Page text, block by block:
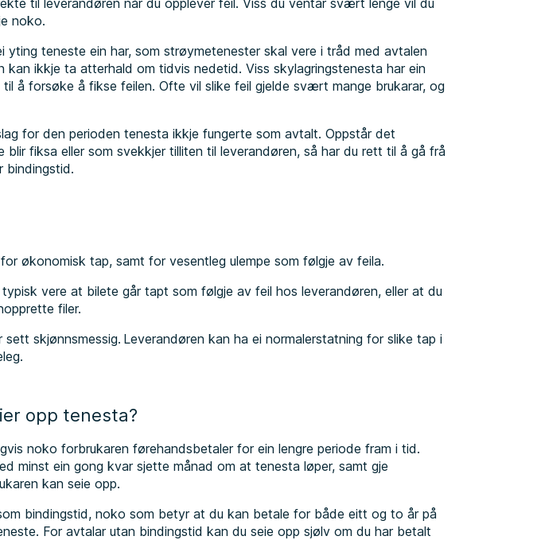
til leverandøren når du opplever feil. Viss du ventar svært lenge vil du
noko.
yting teneste ein har, som strøymetenester skal vere i tråd med avtalen
kan ikkje ta atterhald om tidvis nedetid. Viss skylagringstenesta har ein
å forsøke å fikse feilen. Ofte vil slike feil gjelde svært mange brukarar, og
for den perioden tenesta ikkje fungerte som avtalt. Oppstår det
blir fiksa eller som svekkjer tilliten til leverandøren, så har du rett til å gå frå
bindingstid.
økonomisk tap, samt for vesentleg ulempe som følgje av feila.
vere at bilete går tapt som følgje av feil hos leverandøren, eller at du
filer.
sett skjønnsmessig. Leverandøren kan ha ei normalerstatning for slike tap i
opp tenesta?
noko forbrukaren førehandsbetaler for ein lengre periode fram i tid.
minst ein gong kvar sjette månad om at tenesta løper, samt gje
kan seie opp.
bindingstid, noko som betyr at du kan betale for både eitt og to år på
For avtalar utan bindingstid kan du seie opp sjølv om du har betalt